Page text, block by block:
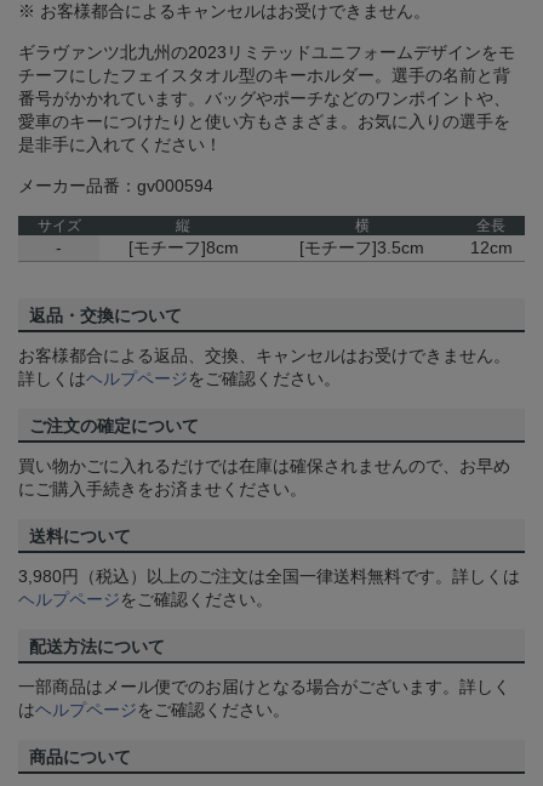
※ お客様都合によるキャンセルはお受けできません。
ギラヴァンツ北九州の2023リミテッドユニフォームデザインをモ
チーフにしたフェイスタオル型のキーホルダー。選手の名前と背
番号がかかれています。バッグやポーチなどのワンポイントや、
愛車のキーにつけたりと使い方もさまざま。お気に入りの選手を
是非手に入れてください！
メーカー品番：gv000594
サイズ 縦 横 全長
- [モチーフ]8cm [モチーフ]3.5cm 12cm
返品・交換について
お客様都合による返品、交換、キャンセルはお受けできません。
詳しくはヘルプページをご確認ください。
ご注文の確定について
買い物かごに入れるだけでは在庫は確保されませんので、お早め
にご購入手続きをお済ませください。
送料について
3,980円（税込）以上のご注文は全国一律送料無料です。詳しくは
ヘルプページをご確認ください。
配送方法について
一部商品はメール便でのお届けとなる場合がございます。詳しく
はヘルプページをご確認ください。
商品について